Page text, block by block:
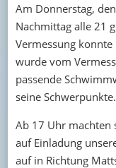
Am Donnerstag,
Nachmittag alle 21
Vermessung
wurde vom
passende
seine Schwerpunkte.
Ab 17 Uhr machten
auf Einladung
auf in Richtung